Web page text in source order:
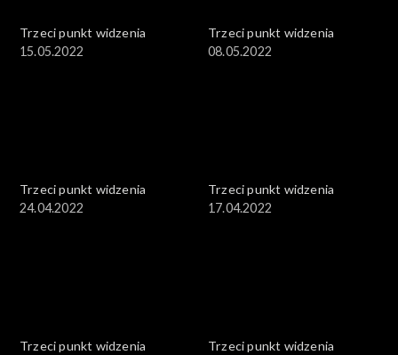
Trzeci punkt widzenia
15.05.2022
Trzeci punkt widzenia
08.05.2022
Trzeci punkt widzenia
24.04.2022
Trzeci punkt widzenia
17.04.2022
Trzeci punkt widzenia
Trzeci punkt widzenia